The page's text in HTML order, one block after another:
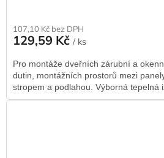
107,10 Kč bez DPH
129,59 Kč / ks
Pro montáže dveřních zárubní a
dutin, montážních prostorů mezi
stropem a podlahou. Výborná tepelná